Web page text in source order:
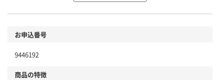
本体
お申込番号
9446192
商品の特徴